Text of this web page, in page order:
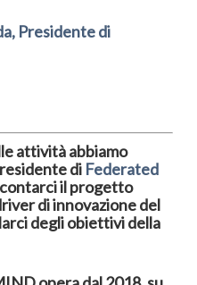
Presidente di
attività abbiamo
di Federated
il progetto
di innovazione del
degli obiettivi della